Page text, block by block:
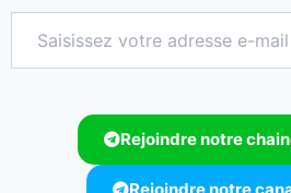
Rejoindre notre